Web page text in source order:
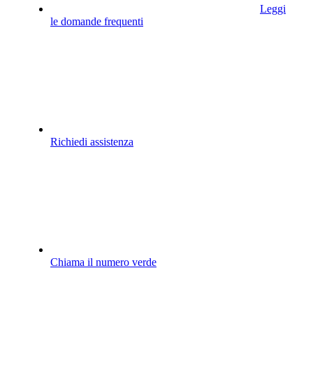
Leggi
le domande frequenti
Richiedi assistenza
Chiama il numero verde